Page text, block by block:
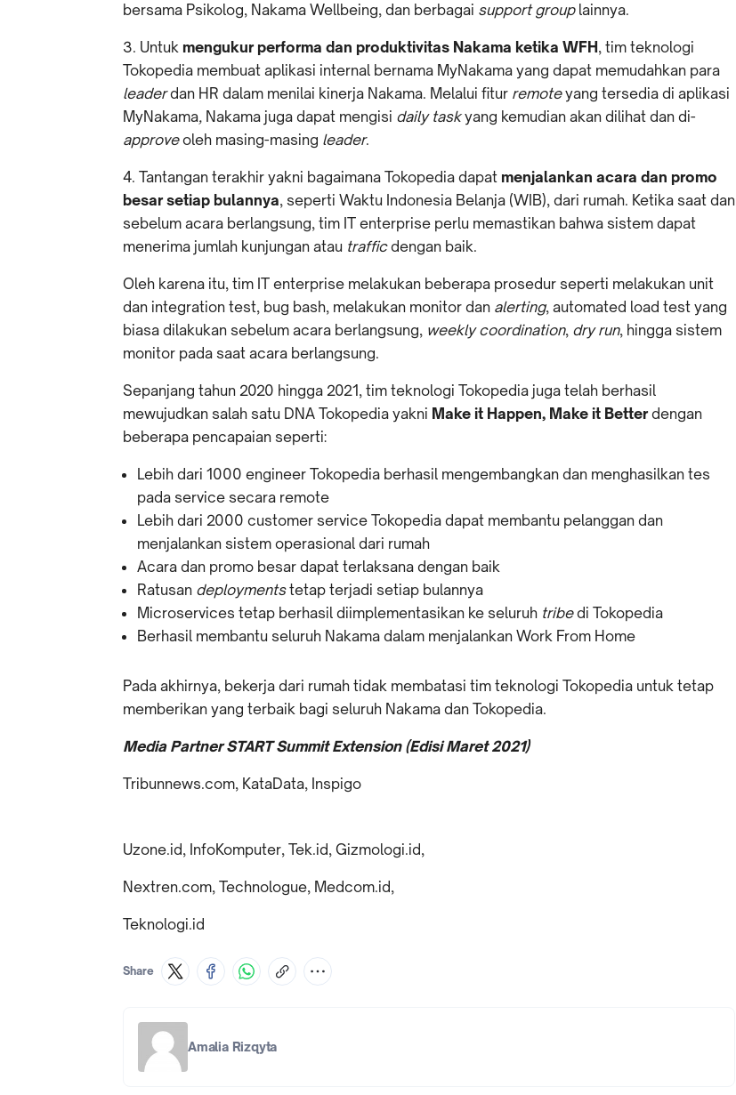
bersama Psikolog, Nakama Wellbeing, dan berbagai support group lainnya.
3. Untuk mengukur performa dan produktivitas Nakama ketika WFH , tim teknologi
Tokopedia membuat aplikasi internal bernama MyNakama yang dapat memudahkan para
leaderdan HR dalam menilai kinerja Nakama. Melalui fitur remoteyang tersedia di aplikasi
MyNakama, Nakama juga dapat mengisi daily taskyang kemudian akan dilihat dan di-
approveoleh masing-masing leader.
4. Tantangan terakhir yakni bagaimana Tokopedia dapat menjalankan acara dan promo
besar setiap bulannya, seperti Waktu Indonesia Belanja (WIB), dari rumah. Ketika saat dan
sebelum acara berlangsung, tim IT enterprise perlu memastikan bahwa sistem dapat
menerima jumlah kunjungan atau trafficdengan baik.
Oleh karena itu, tim IT enterprise melakukan beberapa prosedur seperti melakukan unit
dan integration test, bug bash, melakukan monitor dan alerting, automated load test yang
biasa dilakukan sebelum acara berlangsung, weekly coordination, dry run, hingga sistem
monitor pada saat acara berlangsung.
Sepanjang tahun 2020 hingga 2021, tim teknologi Tokopedia juga telah berhasil
mewujudkan salah satu DNA Tokopedia yakni Make it Happen, Make it Betterdengan
beberapa pencapaian seperti:
Lebih dari 1000 engineer Tokopedia berhasil mengembangkan dan menghasilkan tes
pada service secara remote
Lebih dari 2000 customer service Tokopedia dapat membantu pelanggan dan
menjalankan sistem operasional dari rumah
Acara dan promo besar dapat terlaksana dengan baik
Ratusan deploymentstetap terjadi setiap bulannya
Microservices tetap berhasil diimplementasikan ke seluruh tribedi Tokopedia
Berhasil membantu seluruh Nakama dalam menjalankan Work From Home
Pada akhirnya, bekerja dari rumah tidak membatasi tim teknologi Tokopedia untuk tetap
memberikan yang terbaik bagi seluruh Nakama dan Tokopedia.
Media Partner START Summit Extension (Edisi Maret 2021)
Tribunnews.com, KataData, Inspigo
Uzone.id, InfoKomputer, Tek.id, Gizmologi.id,
Nextren.com, Technologue, Medcom.id,
Teknologi.id
Share
Amalia Rizqyta